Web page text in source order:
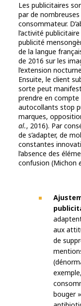
Les publicitaires
par de
consommateur.
l’activité
publicité
de la langue
de 2016 sur les
l’extension
Ensuite, le client
sorte peut
prendre en
autocollants stop
marques,
al., 2016). Par
de s’adapter, de
constantes
l’absence des
confusion (Michon
aux
de
bouger